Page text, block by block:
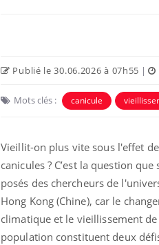
Publié le 30.06.2026 à 07h55 |
Mots clés : canicule
Vieillit-on plus vite sous l'effet
canicules ? C’est la question que
posés des chercheurs de
Hong Kong (Chine), car le
climatique et le vieillissement de
population constituent deux